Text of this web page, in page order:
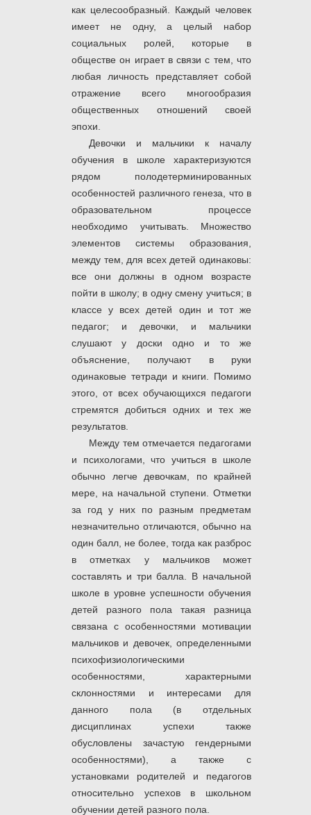
как целесообразный. Каждый человек
имеет не одну, а целый набор
социальных ролей, которые в
обществе он играет в связи с тем, что
любая личность представляет собой
отражение всего многообразия
общественных отношений своей
эпохи.
Девочки и мальчики к началу
обучения в школе характеризуются
рядом полодетерминированных
особенностей различного генеза, что в
образовательном процессе
необходимо учитывать. Множество
элементов системы образования,
между тем, для всех детей одинаковы:
все они должны в одном возрасте
пойти в школу; в одну смену учиться; в
классе у всех детей один и тот же
педагог; и девочки, и мальчики
слушают у доски одно и то же
объяснение, получают в руки
одинаковые тетради и книги. Помимо
этого, от всех обучающихся педагоги
стремятся добиться одних и тех же
результатов.
Между тем отмечается педагогами
и психологами, что учиться в школе
обычно легче девочкам, по крайней
мере, на начальной ступени. Отметки
за год у них по разным предметам
незначительно отличаются, обычно на
один балл, не более, тогда как разброс
в отметках у мальчиков может
составлять и три балла. В начальной
школе в уровне успешности обучения
детей разного пола такая разница
связана с особенностями мотивации
мальчиков и девочек, определенными
психофизиологическими
особенностями, характерными
склонностями и интересами для
данного пола (в отдельных
дисциплинах успехи также
обусловлены зачастую гендерными
особенностями), а также с
установками родителей и педагогов
относительно успехов в школьном
обучении детей разного пола.